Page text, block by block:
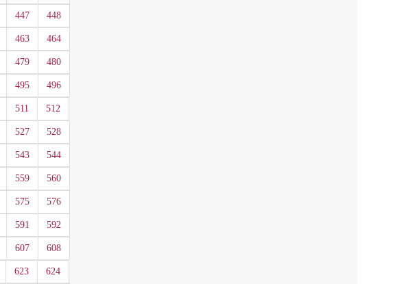
447 448
463 464
479 480
495 496
511 512
527 528
543 544
559 560
575 576
591 592
607 608
623 624